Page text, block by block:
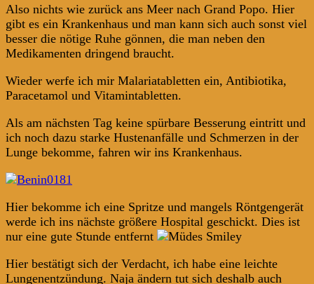
Also nichts wie zurück ans Meer nach Grand Popo. Hier
gibt es ein Krankenhaus und man kann sich auch sonst viel
besser die nötige Ruhe gönnen, die man neben den
Medikamenten dringend braucht.
Wieder werfe ich mir Malariatabletten ein, Antibiotika,
Paracetamol und Vitamintabletten.
Als am nächsten Tag keine spürbare Besserung eintritt und
ich noch dazu starke Hustenanfälle und Schmerzen in der
Lunge bekomme, fahren wir ins Krankenhaus.
Hier bekomme ich eine Spritze und mangels Röntgengerät
werde ich ins nächste größere Hospital geschickt. Dies ist
nur eine gute Stunde entfernt
Hier bestätigt sich der Verdacht, ich habe eine leichte
Lungenentzündung. Naja ändern tut sich deshalb auch